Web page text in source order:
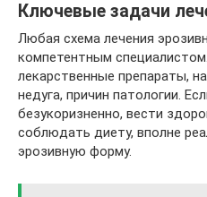
Ключевые задачи
Любая схема лечения
компетентным
лекарственные препараты,
недуга, причин патологии.
безукоризненно, вести
соблюдать диету, вполне
эрозивную форму.